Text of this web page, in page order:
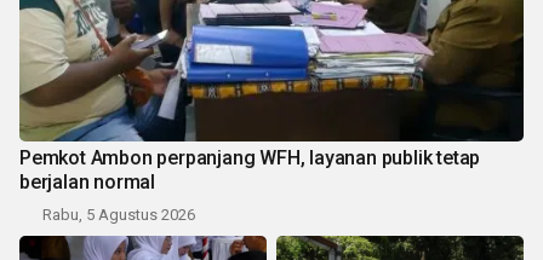
Pemkot Ambon perpanjang WFH, layanan publik tetap
berjalan normal
Rabu, 5 Agustus 2026